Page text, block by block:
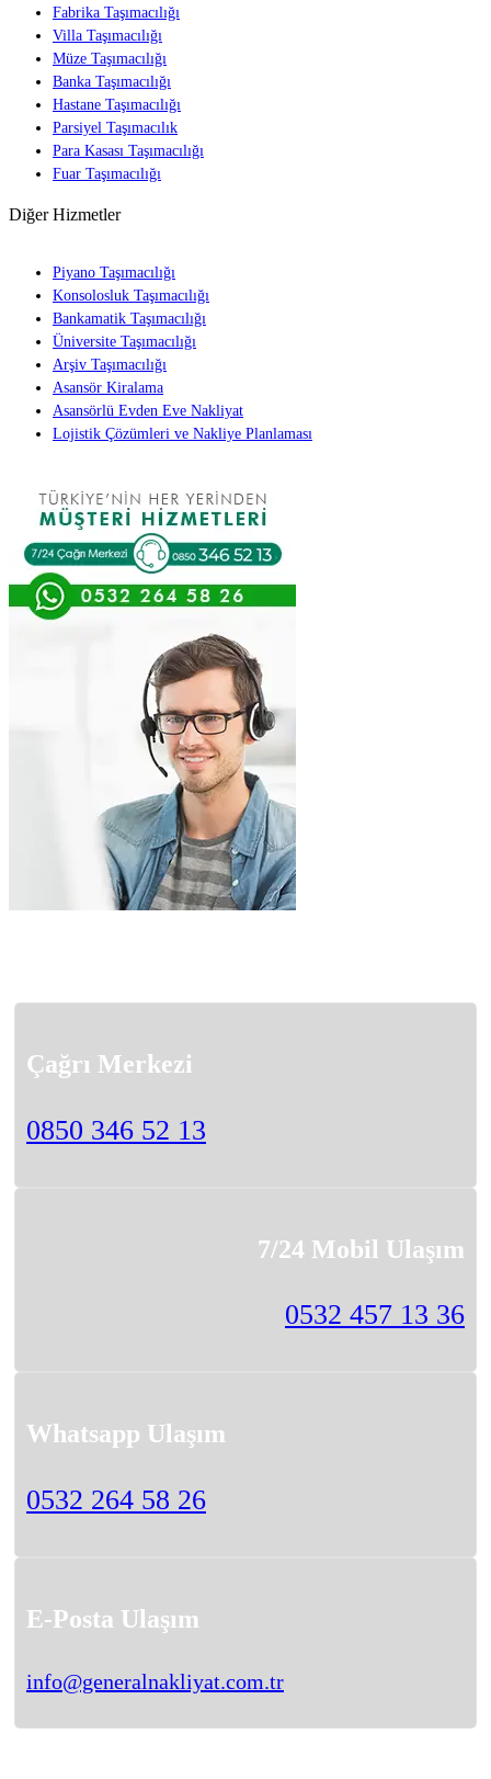
Fabrika Taşımacılığı
Villa Taşımacılığı
Müze Taşımacılığı
Banka Taşımacılığı
Hastane Taşımacılığı
Parsiyel Taşımacılık
Para Kasası Taşımacılığı
Fuar Taşımacılığı
Diğer Hizmetler
Piyano Taşımacılığı
Konsolosluk Taşımacılığı
Bankamatik Taşımacılığı
Üniversite Taşımacılığı
Arşiv Taşımacılığı
Asansör Kiralama
Asansörlü Evden Eve Nakliyat
Lojistik Çözümleri ve Nakliye Planlaması
Çağrı Merkezi
0850 346 52 13
7/24 Mobil Ulaşım
0532 457 13 36
Whatsapp Ulaşım
0532 264 58 26
E-Posta Ulaşım
info@generalnakliyat.com.tr